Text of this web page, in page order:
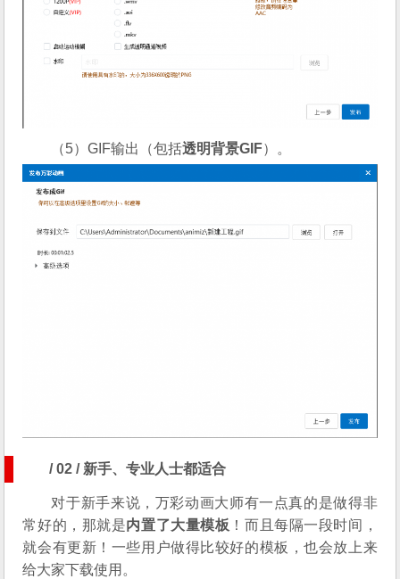
（5）GIF输出（包括透明背景GIF）。
/ 02 / 新手、专业人士都适合
对于新手来说，万彩动画大师有一点真的是做得非
常好的，那就是内置了大量模板 ！而且每隔一段时间，
就会有更新！一些用户做得比较好的模板，也会放上来
给大家下载使用。